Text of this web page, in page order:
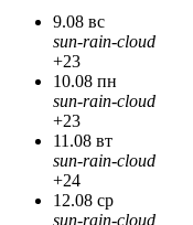
9.08 вс
sun-rain-cloud
+23
10.08 пн
sun-rain-cloud
+23
11.08 вт
sun-rain-cloud
+24
12.08 ср
sun-rain-cloud